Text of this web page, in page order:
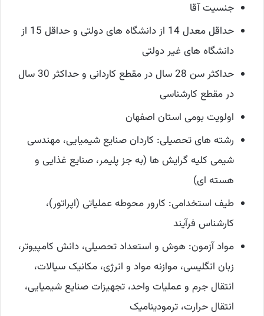
جنسیت آقا
حداقل معدل 14 از دانشگاه های دولتی و حداقل 15 از
دانشگاه های غیر دولتی
حداکثر سن 28 سال در مقطع کاردانی و حداکثر 30 سال
در مقطع کارشناسی
اولویت بومی استان اصفهان
رشته های تحصیلی: کاردان صنایع شیمیایی، مهندسی
شیمی کلیه گرایش ها (به جز پلیمر، صنایع غذایی و
هسته ای)
طیف استخدامی: کارور محوطه عملیاتی (اپراتور)،
کارشناس فرآیند
مواد آزمون: هوش و استعداد تحصیلی، دانش کامپیوتر،
زبان انگلیسی، موازنه مواد و انرژی، مکانیک سیالات،
انتقال جرم و عملیات واحد، تجهیزات صنایع شیمیایی،
انتقال حرارت، ترمودینامیک